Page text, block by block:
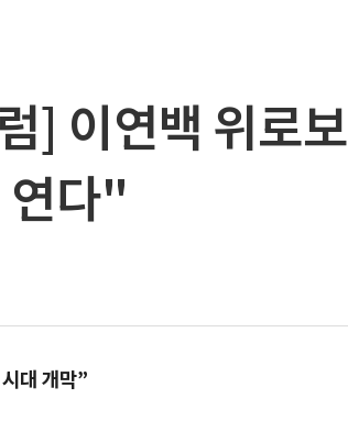
] 이연백 위로
연다"
대 개막”